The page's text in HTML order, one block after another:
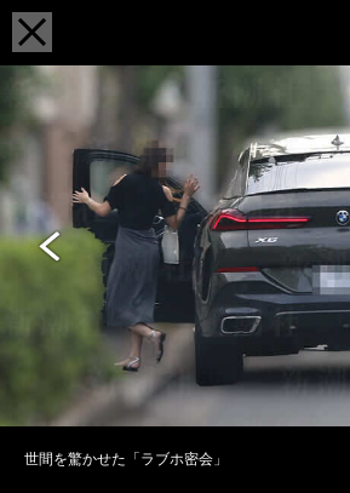
世間を驚かせた「ラブホ密会」